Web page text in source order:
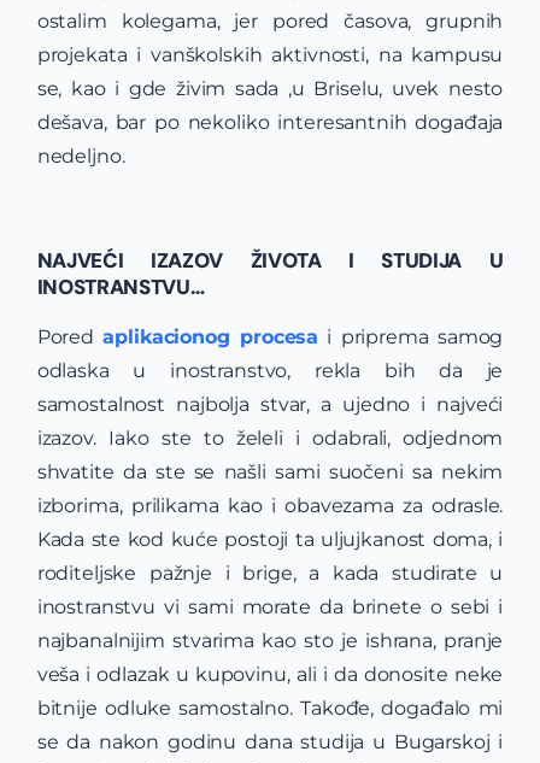
ostalim kolegama, jer pored časova, grupnih
projekata i vanškolskih aktivnosti, na kampusu
se, kao i gde živim sada ,u Briselu, uvek nesto
dešava, bar po nekoliko interesantnih događaja
nedeljno.
NAJVEĆI IZAZOV ŽIVOTA I STUDIJA U
INOSTRANSTVU…
Poredaplikacionog procesa i priprema samog
odlaska u inostranstvo, rekla bih da je
samostalnost najbolja stvar, a ujedno i najveći
izazov. Iako ste to želeli i odabrali, odjednom
shvatite da ste se našli sami suočeni sa nekim
izborima, prilikama kao i obavezama za odrasle.
Kada ste kod kuće postoji ta uljujkanost doma, i
roditeljske pažnje i brige, a kada studirate u
inostranstvu vi sami morate da brinete o sebi i
najbanalnijim stvarima kao sto je ishrana, pranje
veša i odlazak u kupovinu, ali i da donosite neke
bitnije odluke samostalno. Takođe, događalo mi
se da nakon godinu dana studija u Bugarskoj i